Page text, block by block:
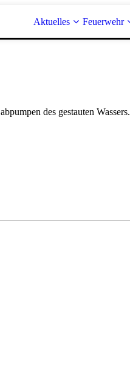
Aktuelles Feuerwehr
des gestauten Wassers.